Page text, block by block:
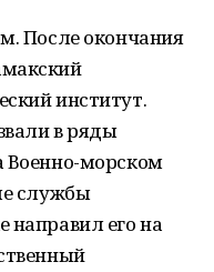
После окончания
институт.
в ряды
Военно-морском
службы
направил его на